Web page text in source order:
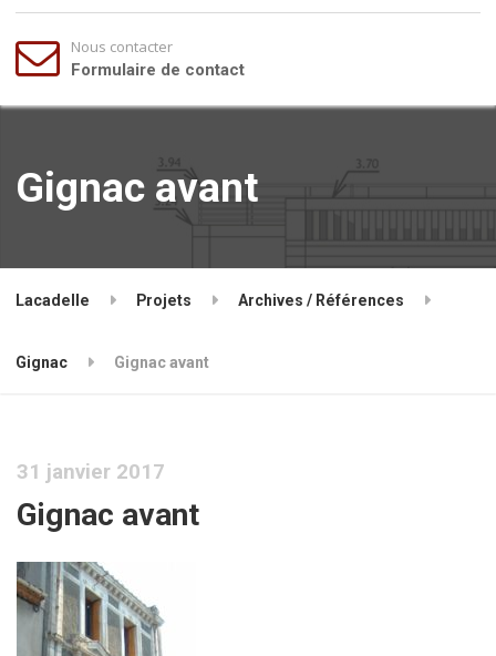
Nous contacter
Formulaire de contact
Gignac avant
Lacadelle Projets Archives / Références
Gignac Gignac avant
31 janvier 2017
Gignac avant